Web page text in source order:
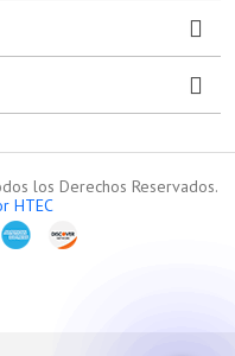
los Derechos Reservados.
HTEC